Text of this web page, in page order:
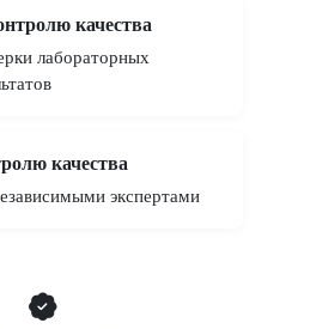
качества
лабораторных
качества
экспертами